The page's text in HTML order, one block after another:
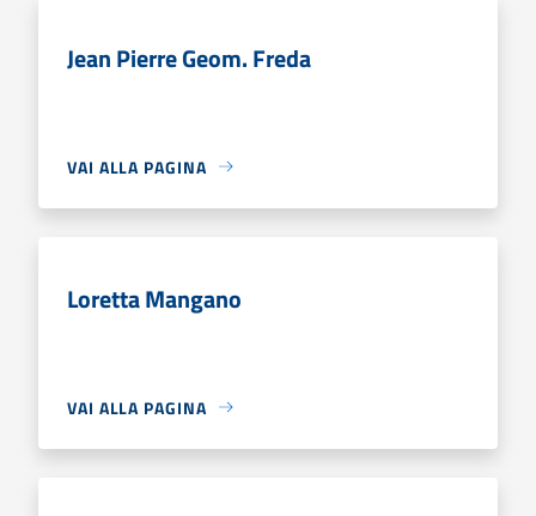
Jean Pierre Geom. Freda
VAI ALLA PAGINA
Loretta Mangano
VAI ALLA PAGINA